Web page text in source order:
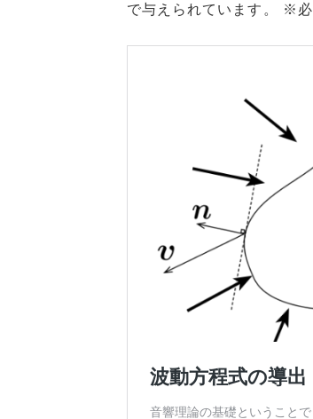
で与えられています。 ※